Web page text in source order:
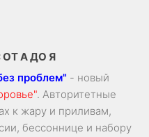
А ДО Я
проблем" - новый
. Авторитетные
к жару и приливам,
бессоннице и набору